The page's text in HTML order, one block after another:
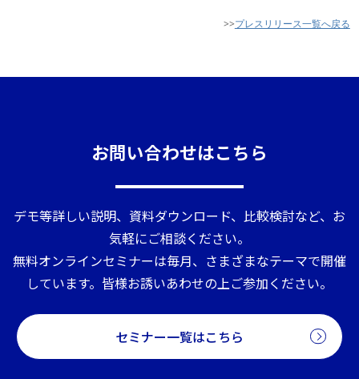
>>プレスリリース一覧へ戻る
お問い合わせはこちら
デモ等詳しい説明、資料ダウンロード、比較検討など、お
気軽にご相談ください。
無料オンラインセミナーは毎月、さまざまなテーマで開催
しています。皆様お誘いあわせの上ご参加ください。
セミナー一覧はこちら